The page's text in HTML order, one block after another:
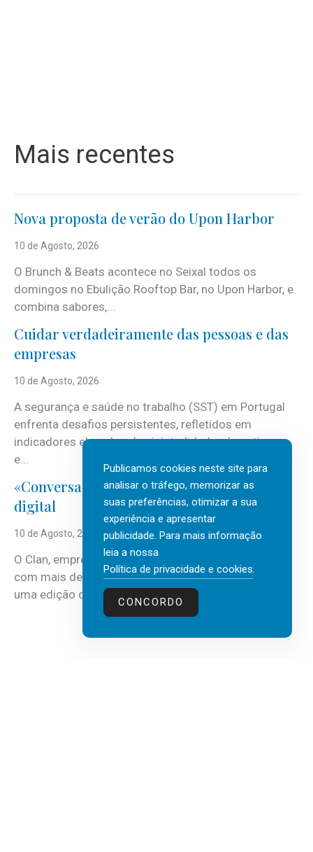
Mais recentes
Nova proposta de verão do Upon Harbor
10 de Agosto, 2026
O Brunch & Beats acontece no Seixal todos os
domingos no Ebulição Rooftop Bar, no Upon Harbor, e
combina sabores,...
Cuidar verdadeiramente das pessoas e das
empresas
10 de Agosto, 2026
A segurança e saúde no trabalho (SST) em Portugal
enfrenta desafios persistentes, refletidos em
indicadores elevados de sinistralidade, absentismo
e...
«Conversas do Clan» sobre transformação
digital
10 de Agosto, 2026
O Clan, empresa portuguesa de recursos humanos
com mais de 30 anos de atividade, vai realizar mais
uma edição do...
Publicamos cookies neste site para
analisar o tráfego, memorizar as
suas preferências, otimizar a sua
experiência e apresentar
publicidade. Para mais informação
leia a nossa
Política de privacidade e cookies.
CONCORDO